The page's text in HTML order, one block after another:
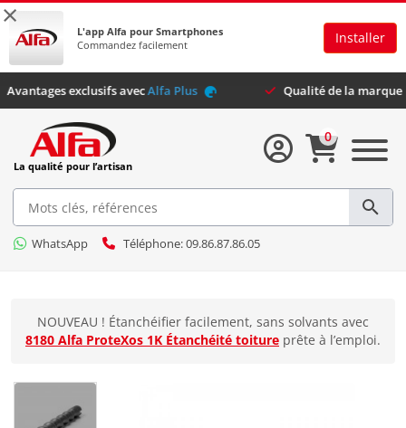
×
L'app Alfa pour Smartphones
Commandez facilement
Installer
Avantages exclusifs avecAlfa Plus Qualité de la
La qualité pour l’artisan
WhatsApp Téléphone: 09.86.87.86.05
0
NOUVEAU ! Étanchéifier facilement, sans solvants avec
8180 Alfa ProteXos 1K Étanchéité toiture prête à l’emploi.